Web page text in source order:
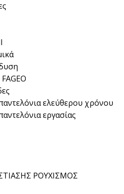
ελεύθερου χρόνου
εργασίας
ΡΟΥΧΙΣΜΟΣ